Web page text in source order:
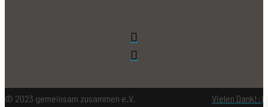
© 2023 gemeinsam zusammen e.V. Vielen Dank! :)